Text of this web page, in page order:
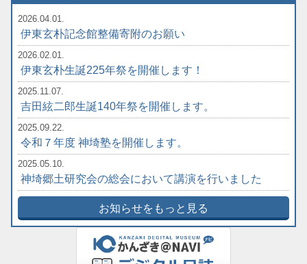
2026.04.01.
伊東玄朴記念館整備寄附のお願い
2026.02.01.
伊東玄朴生誕225年祭を開催します！
2025.11.07.
吉田絃二郎生誕140年祭を開催します。
2025.09.22.
令和７年度 神埼塾を開催します。
2025.05.10.
神埼郷土研究会の総会において講演を行いました
お知らせをもっと見る